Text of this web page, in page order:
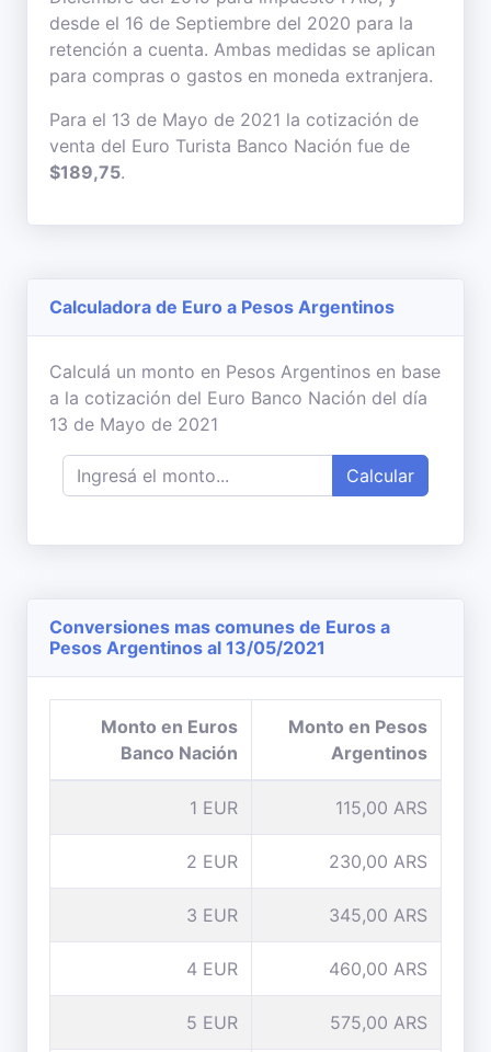
desde el 16 de Septiembre del 2020 para la
retención a cuenta. Ambas medidas se aplican
para compras o gastos en moneda extranjera.
Para el 13 de Mayo de 2021 la cotización de
venta del Euro Turista Banco Nación fue de
$189,75.
Calculadora de Euro a Pesos Argentinos
Calculá un monto en Pesos Argentinos en base
a la cotización del Euro Banco Nación del día
13 de Mayo de 2021
Calcular
Conversiones mas comunes de Euros a
Pesos Argentinos al 13/05/2021
Monto en Euros
Banco Nación
Monto en Pesos
Argentinos
1 EUR 115,00 ARS
2 EUR 230,00 ARS
3 EUR 345,00 ARS
4 EUR 460,00 ARS
5 EUR 575,00 ARS